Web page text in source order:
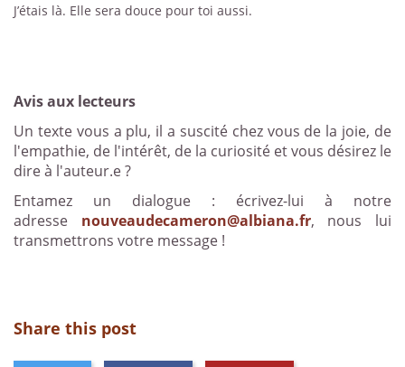
J’étais là. Elle sera douce pour toi aussi.
Avis aux lecteurs
Un texte vous a plu, il a suscité chez vous de la joie, de
l'empathie, de l'intérêt, de la curiosité et vous désirez le
dire à l'auteur.e ?
Entamez un dialogue : écrivez-lui à notre
adresse nouveaudecameron@albiana.fr, nous lui
transmettrons votre message !
Share this post